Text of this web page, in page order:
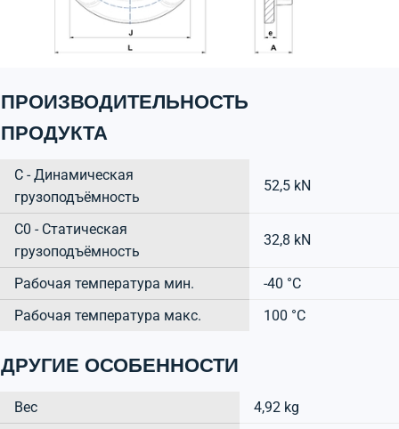
ПРОИЗВОДИТЕЛЬНОСТЬ
ПРОДУКТА
C - Динамическая
грузоподъёмность
52,5 kN
C0 - Статическая
грузоподъёмность
32,8 kN
Рабочая температура мин.
-40 °C
Рабочая температура макс.
100 °C
ДРУГИЕ ОСОБЕННОСТИ
Вес
4,92 kg